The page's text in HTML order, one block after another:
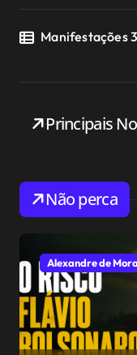
Manifestações
Principais
Não perca
Alexandre de